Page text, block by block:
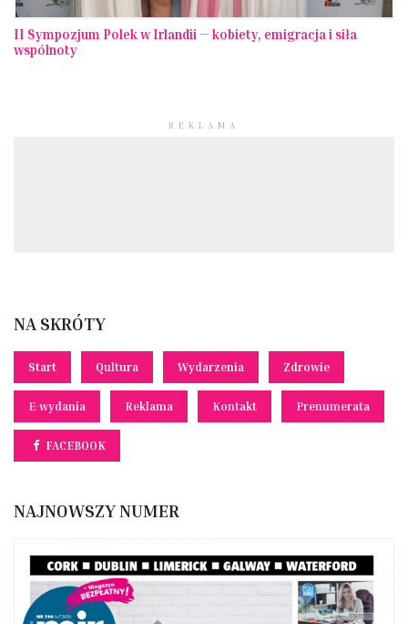
II Sympozjum Polek w Irlandii — kobiety, emigracja i siła
wspólnoty
REKLAMA
NA SKRÓTY
Start Qultura Wydarzenia Zdrowie
E-wydania Reklama Kontakt Prenumerata
FACEBOOK
NAJNOWSZY NUMER